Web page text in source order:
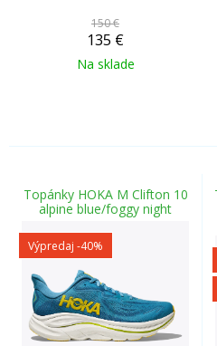
150 €
135 €
Na sklade
Topánky HOKA M Clifton 10
alpine blue/foggy night
Výpredaj -40%